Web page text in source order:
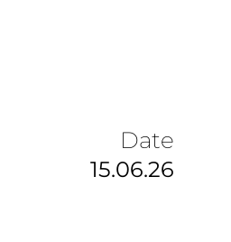
Date
15.06.26